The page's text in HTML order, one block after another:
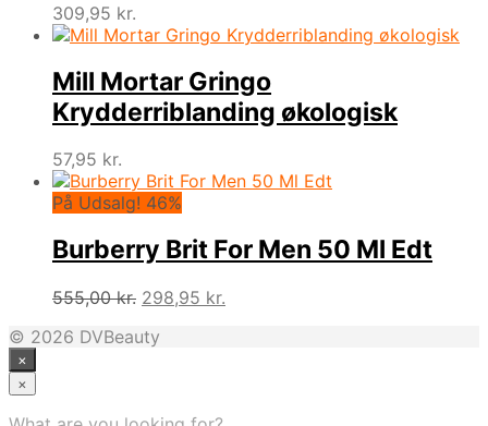
309,95 kr.
Mill Mortar Gringo
Krydderriblanding økologisk
57,95 kr.
På Udsalg! 46%
Burberry Brit For Men 50 Ml Edt
555,00kr. Den
pris
298,95 kr.
© 2026 DVBeauty
×
×